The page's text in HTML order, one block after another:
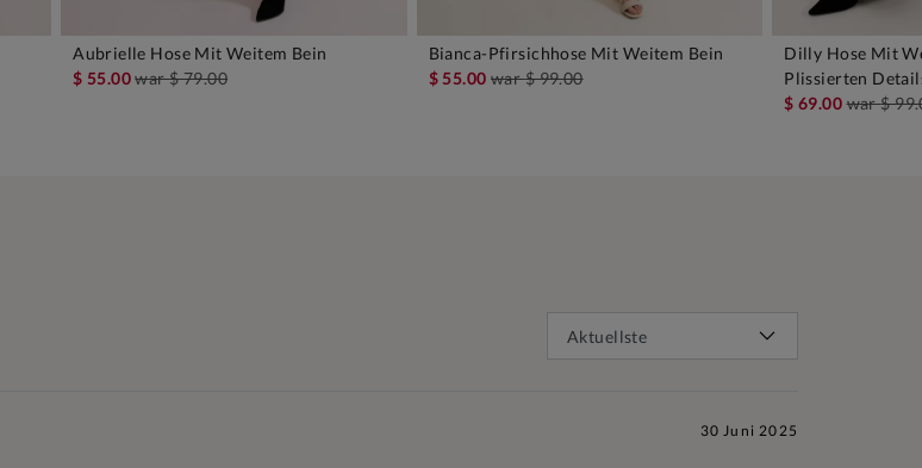
IN DEN WARENKORB
Aubrielle Hose Mit Weitem Bein
$ 55.00war$ 79.00 IN DEN WARENKORB
Bianca-Pfirsichhose Mit Weitem Bein
$ 55.00war$ 99.00
Dilly Hose Mit
Plissierten
$ 69.00war$
30 Juni 2025